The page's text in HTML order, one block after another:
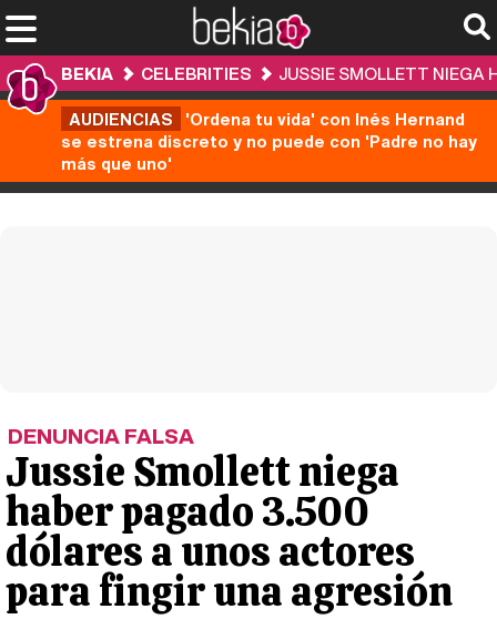
BEKIA CELEBRITIES
JUSSIE SMOLLETT NIEGA
AUDIENCIAS 'Ordena tu vida' con Inés Hernand
se estrena discreto y no puede con 'Padre no hay
más que uno'
DENUNCIA FALSA
Jussie Smollett niega
haber pagado 3.500
dólares a unos actores
para fingir una agresión